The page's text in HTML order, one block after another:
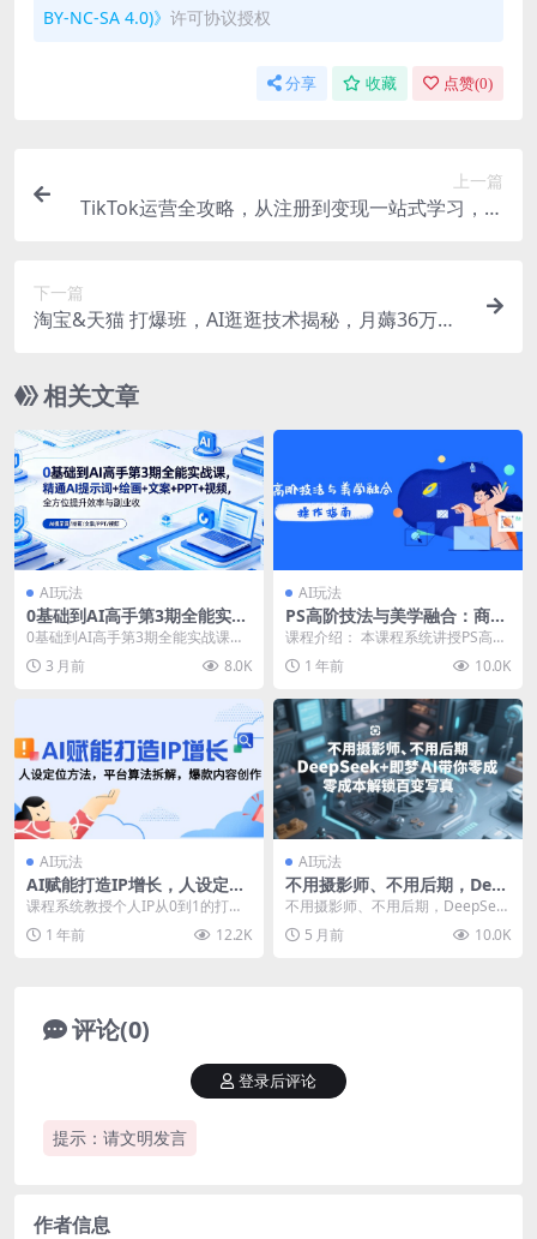
BY-NC-SA 4.0)》 许可协议授权
分享 收藏 点赞(0)
上一篇
TikTok运营全攻略，从注册到变现一站式学习，揭
下一篇
淘宝&天猫 打爆班，AI逛逛技术揭秘，月薅36万免
相关文章
AI玩法
0基础到AI高手第3期全能实战
课，精通AI提示词+绘画+文案
与副业收益
0基础到AI高手第3期全能实战课，
精通AI提示词+绘画+文案+PPT+视
频，全方...
3 月前 8.0K
AI玩法
PS高阶技法与美学融合：商业
光效/调色逻辑拆解，抖音IP运
课程介绍： 本课程系统讲授PS高阶
后期全链路技能，涵盖抠图/调色/光
效等技法精修...
1 年前 10.0K
AI玩法
AI赋能打造IP增长，人设定位
方法，平台算法拆解，爆款内
课程系统教授个人IP从0到1的打造
全流程，涵盖人设定位、平台算法
解析（抖音/小红...
1 年前 12.2K
AI玩法
不用摄影师、不用后期，Dee
pSeek+即梦AI带你零成本解
不用摄影师、不用后期，DeepSee
k+即梦AI带你零成本解锁百变写
真！ 在AI...
5 月前 10.0K
评论(0)
提示：请文明发言
登录后评论
作者信息